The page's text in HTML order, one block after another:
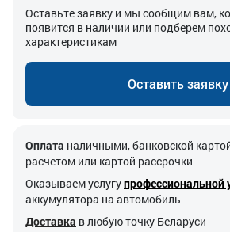
Оставьте заявку и мы сообщим вам,
появится в наличии или подберем
характеристикам
Оставить заявку
Оплата наличными, банковской
расчетом или картой рассрочки
Оказываем услугупрофессиональной
аккумулятора на автомобиль
Доставка в любую точку Беларуси